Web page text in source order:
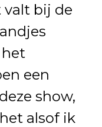
valt bij de
een
show,
alsof ik